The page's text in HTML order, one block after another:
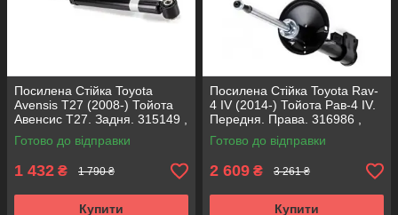
Посилена Стійка Toyota
Avensis T27 (2008-) Тойота
Авенсис Т27. Задня. 315149 ,
349248 KOREA Аксусс!
Готово до відправки
1 432 ₴ 1 790 ₴
Купити
Посилена Стійка Toyota Rav-
4 IV (2014-) Тойота Рав-4 IV.
Передня. Права. 316986 ,
339334 KOREA Аксусс!
Готово до відправки
2 609 ₴ 3 261 ₴
Купити